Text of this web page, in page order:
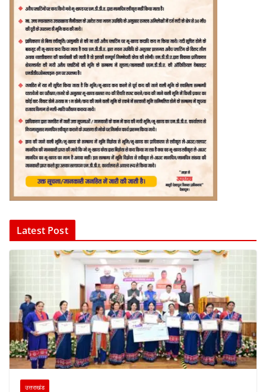
Latest Post
उत्तराखंड